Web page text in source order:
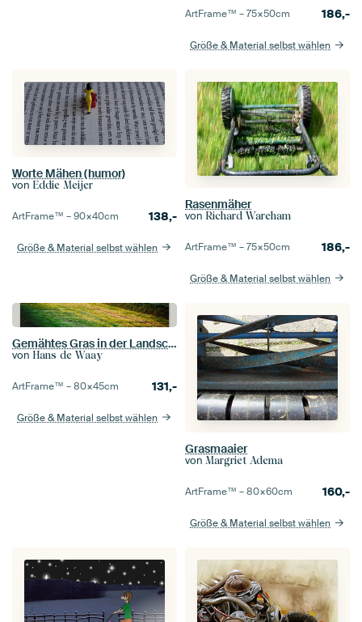
ArtFrame™ –75×50cm 186,-
Größe & Material selbst wählen
Worte Mähen (humor)
von Eddie Meijer
ArtFrame™ –90×40cm 138,-
Größe & Material selbst wählen
Rasenmäher
von Richard Wareham
ArtFrame™ –75×50cm 186,-
Größe & Material selbst wählen
Gemähtes Gras in der Landschaft von Vathorst
von Hans de Waay
ArtFrame™ –80×45cm 131,-
Größe & Material selbst wählen
Grasmaaier
von Margriet Adema
ArtFrame™ –80×60cm 160,-
Größe & Material selbst wählen